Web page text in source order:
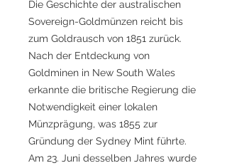
Die Geschichte der australischen
Sovereign-Goldmünzen reicht bis
zum Goldrausch von 1851 zurück.
Nach der Entdeckung von
Goldminen in New South Wales
erkannte die britische Regierung die
Notwendigkeit einer lokalen
Münzprägung, was 1855 zur
Gründung der Sydney Mint führte.
Am 23. Juni desselben Jahres wurde